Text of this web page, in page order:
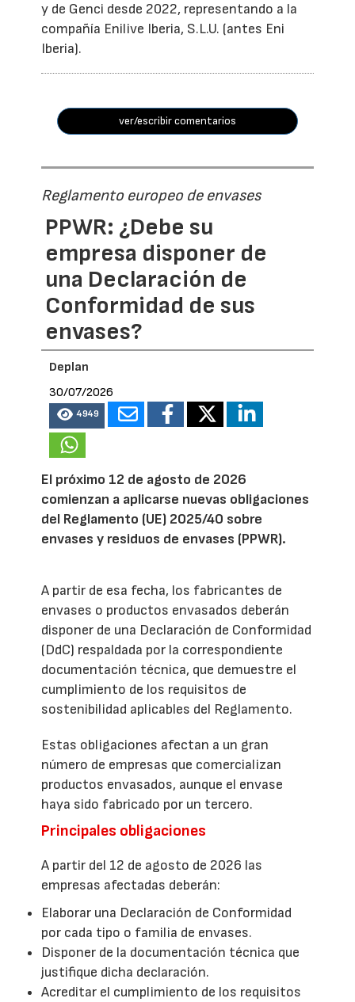
y de Genci desde 2022, representando a la
compañía Enilive Iberia, S.L.U. (antes Eni
Iberia).
ver/escribir comentarios
Reglamento europeo de envases
PPWR: ¿Debe su
empresa disponer de
una Declaración de
Conformidad de sus
envases?
Deplan
30/07/2026
4949
El próximo 12 de agosto de 2026
comienzan a aplicarse nuevas obligaciones
del Reglamento (UE) 2025/40 sobre
envases y residuos de envases (PPWR).
A partir de esa fecha, los fabricantes de
envases o productos envasados deberán
disponer de una Declaración de Conformidad
(DdC) respaldada por la correspondiente
documentación técnica, que demuestre el
cumplimiento de los requisitos de
sostenibilidad aplicables del Reglamento.
Estas obligaciones afectan a un gran
número de empresas que comercializan
productos envasados, aunque el envase
haya sido fabricado por un tercero.
Principales obligaciones
A partir del 12 de agosto de 2026 las
empresas afectadas deberán:
Elaborar una Declaración de Conformidad
por cada tipo o familia de envases.
Disponer de la documentación técnica que
justifique dicha declaración.
Acreditar el cumplimiento de los requisitos